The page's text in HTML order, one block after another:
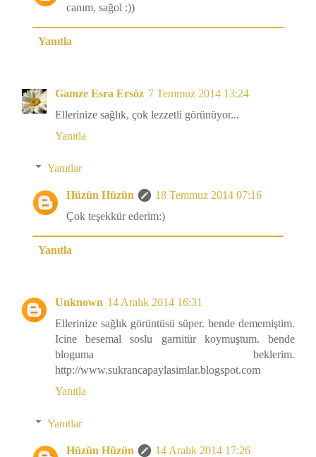
canım, sağol :))
Yanıtla
Gamze Esra Ersöz 7 Temmuz 2014 13:24
Ellerinize sağlık, çok lezzetli görünüyor...
Yanıtla
Yanıtlar
Hüzün Hüzün
18 Temmuz 2014 07:16
Çok teşekkür ederim:)
Yanıtla
Unknown 14 Aralık 2014 16:31
Ellerinize sağlık görüntüsü süper. bende dememiştim.
Icine besemal soslu garnitür koymuştum. bende
bloguma beklerim.
http://www.sukrancapaylasimlar.blogspot.com
Yanıtla
Yanıtlar
Hüzün Hüzün
14 Aralık 2014 17:26